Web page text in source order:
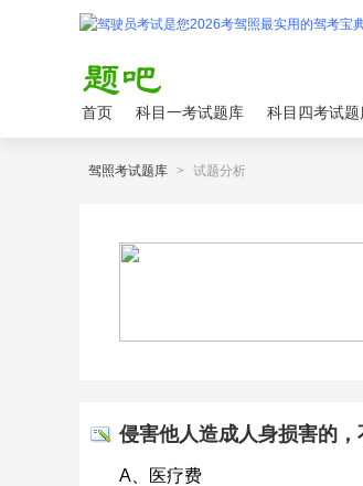
首页 科目一考试题库 科目四考试题
驾照考试题库 > 试题分析
侵害他人造成人身损害的，
A、医疗费